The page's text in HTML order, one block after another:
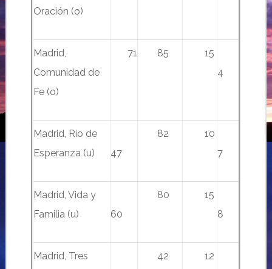
Oración (o)
Madrid,
Comunidad de
Fe (o)
71 85
15
4
Madrid, Río de
Esperanza (u)
47
82
10
7
Madrid, Vida y
Familia (u)
60
80
15
8
Madrid, Tres
42
12